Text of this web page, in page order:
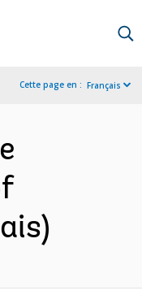
Cette page en : Français